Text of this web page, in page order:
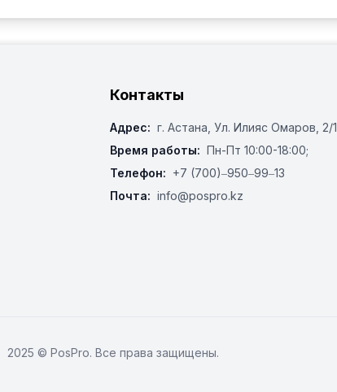
Контакты
Адрес: г. Астана, ​Ул. Илияс Омаров, 2/1
Время работы: Пн-Пт 10:00-18:00;
Телефон: +7 (700)‒950‒99‒13
Почта: info@pospro.kz
2025 © PosPro. Все права защищены.